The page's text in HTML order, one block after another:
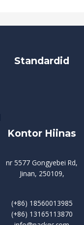
Standardid
Kontor Hiinas
nr 5577 Gongyebei Rd,
Jinan, 250109,
(+86) 18560013985
(+86) 13165113870